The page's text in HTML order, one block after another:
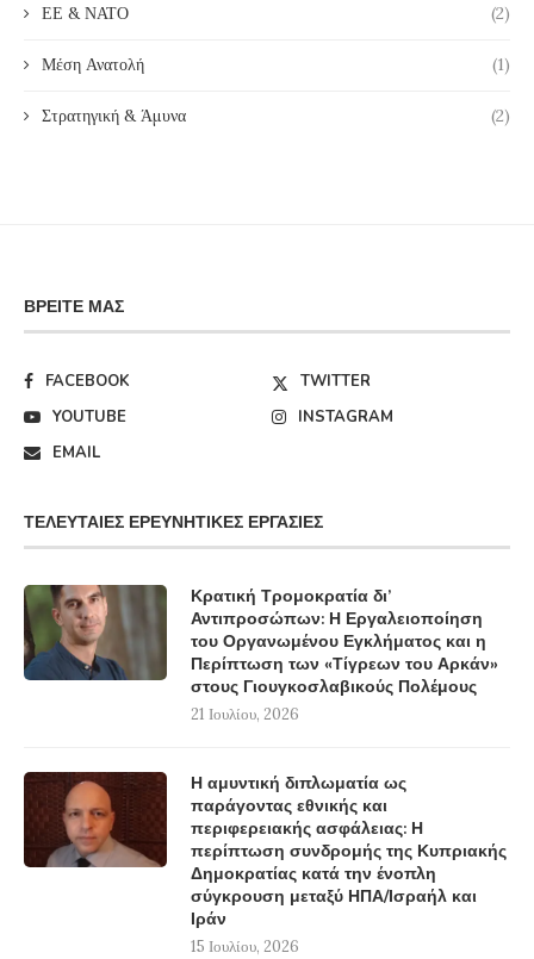
ΕΕ & ΝΑΤΟ (2)
Μέση Ανατολή (1)
Στρατηγική & Άμυνα (2)
ΒΡΕΊΤΕ ΜΑΣ
FACEBOOK
TWITTER
YOUTUBE
INSTAGRAM
EMAIL
ΤΕΛΕΥΤΑΊΕΣ ΕΡΕΥΝΗΤΙΚΈΣ ΕΡΓΑΣΊΕΣ
Κρατική Τρομοκρατία δι’
Αντιπροσώπων: Η Εργαλειοποίηση
του Οργανωμένου Εγκλήματος και η
Περίπτωση των «Τίγρεων του Αρκάν»
στους Γιουγκοσλαβικούς Πολέμους
21 Ιουλίου, 2026
Η αμυντική διπλωματία ως
παράγοντας εθνικής και
περιφερειακής ασφάλειας: Η
περίπτωση συνδρομής της Κυπριακής
Δημοκρατίας κατά την ένοπλη
σύγκρουση μεταξύ ΗΠΑ/Ισραήλ και
Ιράν
15 Ιουλίου, 2026